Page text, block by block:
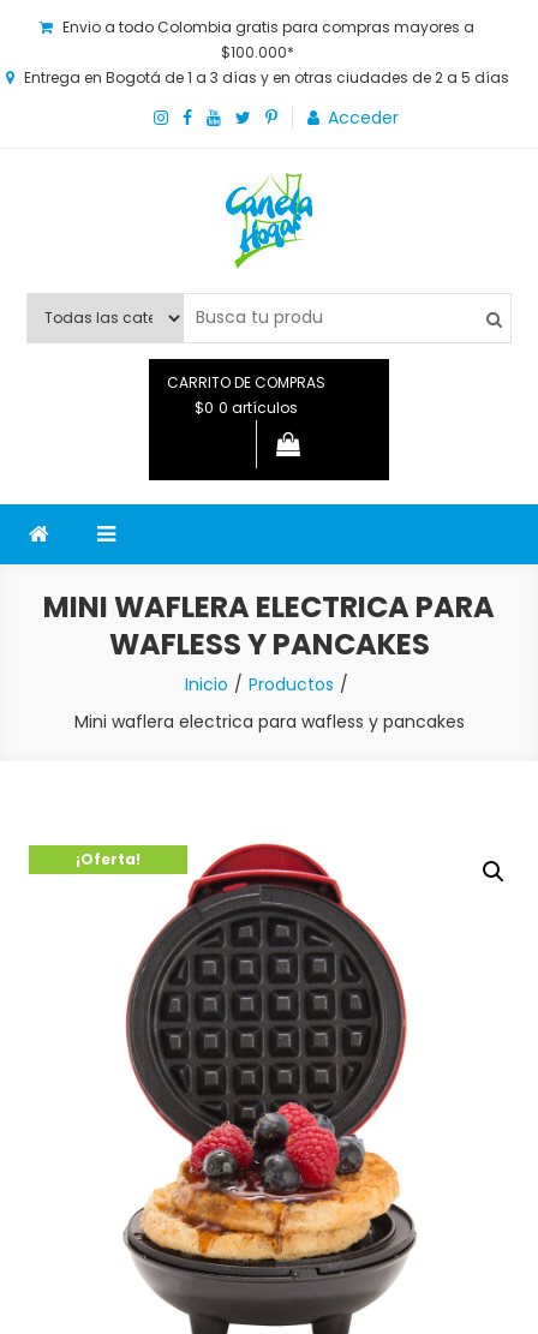
Envio a todo Colombia gratis para compras mayores a
$100.000*
Entrega en Bogotá de 1 a 3 días y en otras ciudades de 2 a 5 días
Acceder
Canela Hogar
novedosos productos para grandes y chicos, además de lo
que necesitas saber para disfrutar tu hogar.
CARRITO DE COMPRAS
$0 0 artículos
MINI WAFLERA ELECTRICA PARA
WAFLESS Y PANCAKES
Inicio
Productos
Mini waflera electrica para wafless y pancakes
¡Oferta!